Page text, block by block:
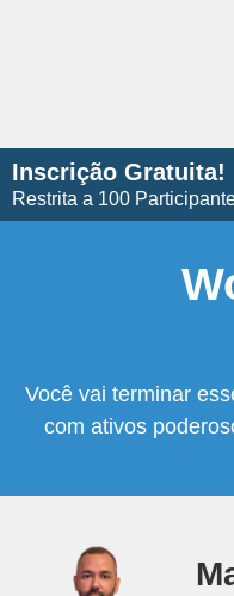
Inscrição Gratuita!
Restrita a 100
Você vai terminar
com ativos